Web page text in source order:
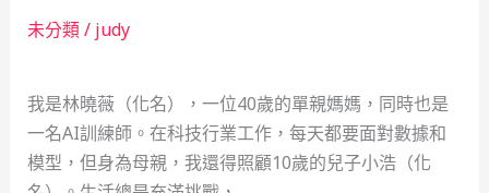
業
中
Instagram
行
銷
未分類/ judy
我是林曉薇（化名），一位40歲的單親媽媽，同時也是
一名AI訓練師。在科技行業工作，每天都要面對數據和
模型，但身為母親，我還得照顧10歲的兒子小浩（化